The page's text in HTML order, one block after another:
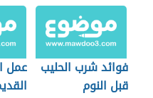
فوائد شرب الحليب
قبل النوم
عمل